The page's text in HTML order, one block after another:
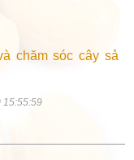
chăm sóc cây sả
15:55:59